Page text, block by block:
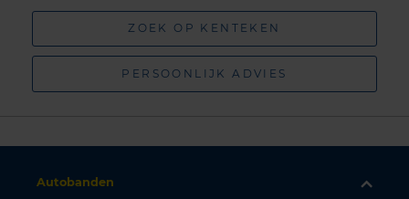
ZOEK OP KENTEKEN
PERSOONLIJK ADVIES
Autobanden